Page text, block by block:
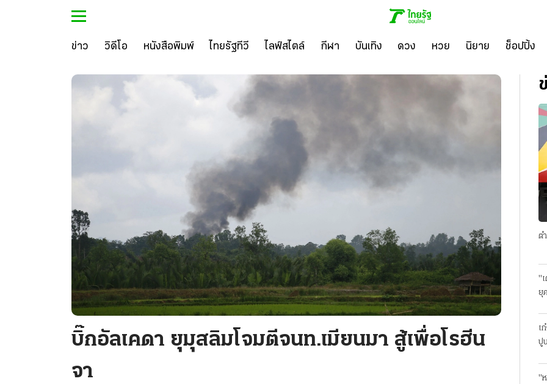
ข่าว วิดีโอ หนังสือพิมพ์ ไทยรัฐทีวี ไลฟ์สไตล์ กีฬา บันเทิง ดวง หวย นิยาย ช็อปปิ้ง
บิ๊กอัลเคดา ยุมุสลิมโจมตีจนท.เมียนมา สู้เพื่อโรฮีน
จา
ต
"
ยุ
เ
ปู
"